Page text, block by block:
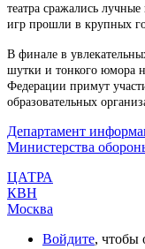
театра сражались
игр прошли в крупных
В финале в
шутки и тонкого юмора
Федерации примут
образовательных
Департамент
Министерства
ЦАТРА
КВН
Москва
Войдите, чтобы